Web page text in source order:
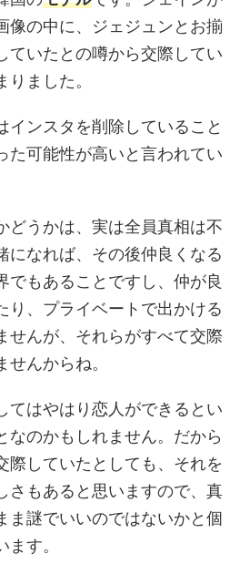
像の中に、ジェジュンとお揃
ていたとの噂から交際してい
ました。
インスタを削除していること
た可能性が高いと言われてい
どうかは、実は全員真相は不
になれば、その後仲良くなる
でもあることですし、仲が良
り、プライベートで出かける
せんが、それらがすべて交際
んからね。
てはやはり恋人ができるとい
なのかもしれません。だから
際していたとしても、それを
さもあると思いますので、真
ま謎でいいのではないかと個
す。